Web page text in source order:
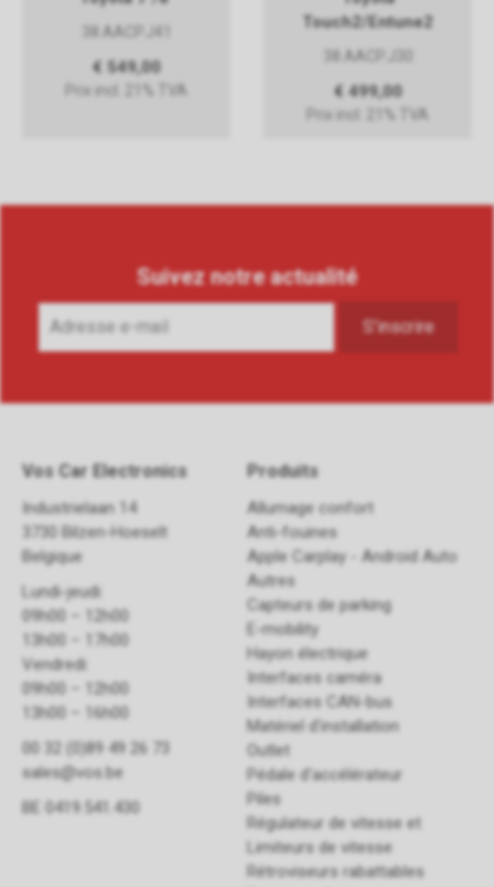
38.AACP.J41
€ 549,00
Prix incl. 21% TVA
Touch2/Entune2
38.AACP.J30
€ 499,00
Prix incl. 21% TVA
Suivez notre actualité
Vos Car Electronics
Industrielaan 14
3730 Bilzen-Hoeselt
Belgique
Lundi-jeudi:
09h00 – 12h00
13h00 – 17h00
Vendredi:
09h00 – 12h00
13h00 – 16h00
00 32 (0)89 49 26 73
sales@vos.be
BE 0419.541.430
Produits
Allumage confort
Anti-fouines
Apple Carplay - Android Auto
Autres
Capteurs de parking
E-mobility
Hayon électrique
Interfaces caméra
Interfaces CAN-bus
Matériel d'installation
Outlet
Pédale d'accélérateur
Piles
Régulateur de vitesse et
Limiteurs de vitesse
Rétroviseurs rabattables